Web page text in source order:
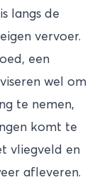
langs de
vervoer.
een
wel om
te nemen,
komt te
vliegveld en
afleveren.